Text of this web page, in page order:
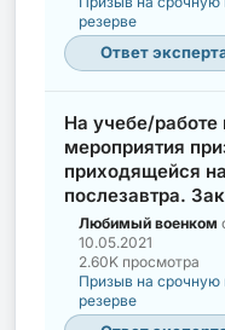
резерве
Ответ
На учебе/
мероприятия
приходящейся
послезавтра.
Любимый военком
10.05.2021
2.60K просмотра
Призыв на
резерве